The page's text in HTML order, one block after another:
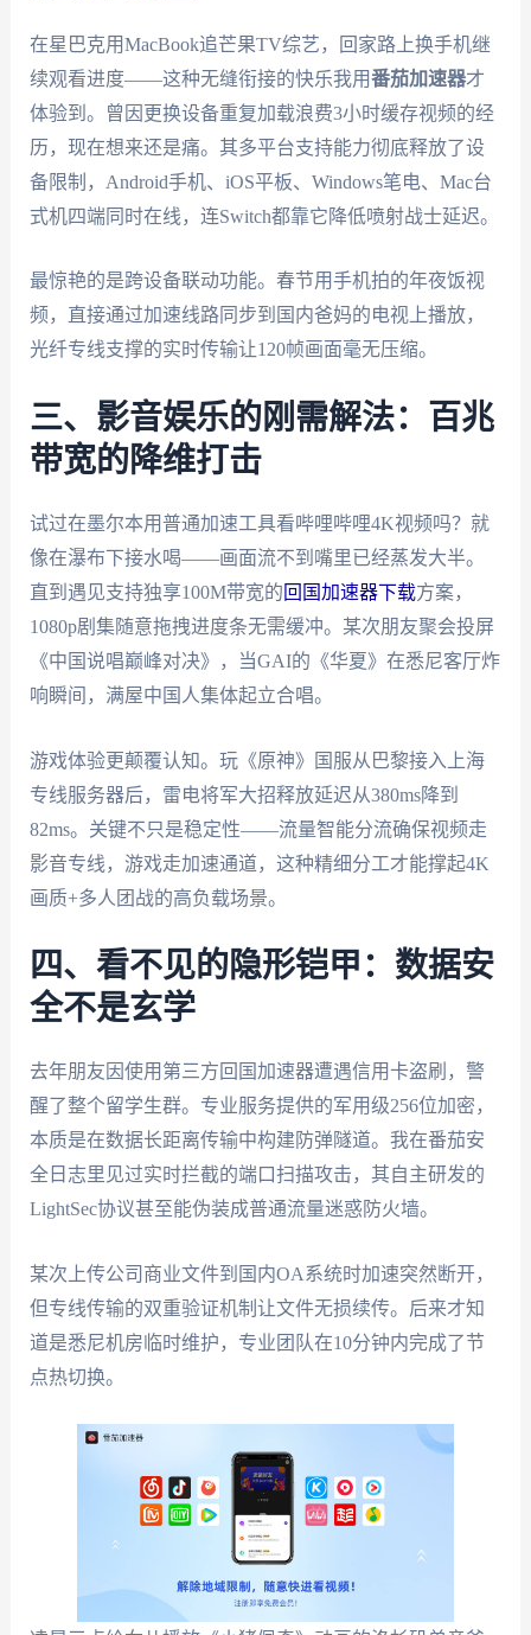
在星巴克用MacBook追芒果TV综艺，回家路上换手机继
续观看进度——这种无缝衔接的快乐我用番茄加速器才
体验到。曾因更换设备重复加载浪费3小时缓存视频的经
历，现在想来还是痛。其多平台支持能力彻底释放了设
备限制，Android手机、iOS平板、Windows笔电、Mac台
式机四端同时在线，连Switch都靠它降低喷射战士延迟。
最惊艳的是跨设备联动功能。春节用手机拍的年夜饭视
频，直接通过加速线路同步到国内爸妈的电视上播放，
光纤专线支撑的实时传输让120帧画面毫无压缩。
三、影音娱乐的刚需解法：百兆
带宽的降维打击
试过在墨尔本用普通加速工具看哔哩哔哩4K视频吗？就
像在瀑布下接水喝——画面流不到嘴里已经蒸发大半。
直到遇见支持独享100M带宽的回国加速器下载方案，
1080p剧集随意拖拽进度条无需缓冲。某次朋友聚会投屏
《中国说唱巅峰对决》，当GAI的《华夏》在悉尼客厅炸
响瞬间，满屋中国人集体起立合唱。
游戏体验更颠覆认知。玩《原神》国服从巴黎接入上海
专线服务器后，雷电将军大招释放延迟从380ms降到
82ms。关键不只是稳定性——流量智能分流确保视频走
影音专线，游戏走加速通道，这种精细分工才能撑起4K
画质+多人团战的高负载场景。
四、看不见的隐形铠甲：数据安
全不是玄学
去年朋友因使用第三方回国加速器遭遇信用卡盗刷，警
醒了整个留学生群。专业服务提供的军用级256位加密，
本质是在数据长距离传输中构建防弹隧道。我在番茄安
全日志里见过实时拦截的端口扫描攻击，其自主研发的
LightSec协议甚至能伪装成普通流量迷惑防火墙。
某次上传公司商业文件到国内OA系统时加速突然断开，
但专线传输的双重验证机制让文件无损续传。后来才知
道是悉尼机房临时维护，专业团队在10分钟内完成了节
点热切换。